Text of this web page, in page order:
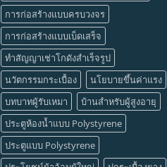
การก่อสร้างแบบครบวงจร
การก่อสร้างแบบเบ็ดเสร็จ
ทำสัญญาเช่าโกดังสำเร็จรูป
นวัตกรรมกระเบื้อง
นโยบายขึ้นค่าแรง
บทบาทผู้รับเหมา
บ้านสำหรับผู้สูงอายุ
ประตูห้องน้ำแบบ Polystyrene
ประตูแบบ Polystyrene